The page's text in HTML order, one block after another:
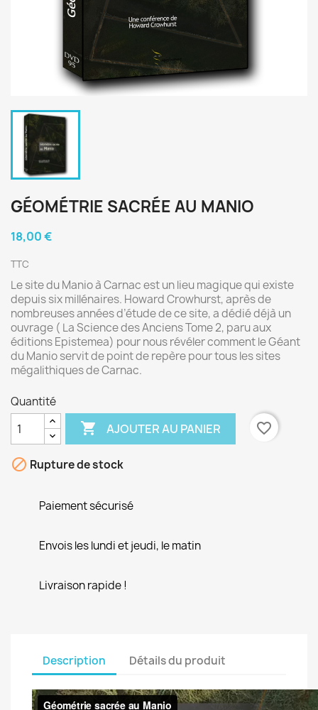
GÉOMÉTRIE SACRÉE AU MANIO
18,00 €
TTC
Le site du Manio à Carnac est un lieu magique qui existe
depuis six millénaires. Howard Crowhurst, après de
nombreuses années d’étude de ce site, a dédié déjà un
ouvrage ( La Science des Anciens Tome 2, paru aux
éditions Epistemea) pour nous révéler comment le Géant
du Manio servit de point de repère pour tous les sites
mégalithiques de Carnac.
Quantité
 AJOUTER AU PANIER favorite_border
 Rupture de stock
Paiement sécurisé
Envois les lundi et jeudi, le matin
Livraison rapide !
Description Détails du produit